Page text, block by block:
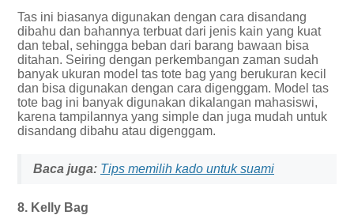
Tas ini biasanya digunakan dengan cara disandang
dibahu dan bahannya terbuat dari jenis kain yang kuat
dan tebal, sehingga beban dari barang bawaan bisa
ditahan. Seiring dengan perkembangan zaman sudah
banyak ukuran model tas tote bag yang berukuran kecil
dan bisa digunakan dengan cara digenggam. Model tas
tote bag ini banyak digunakan dikalangan mahasiswi,
karena tampilannya yang simple dan juga mudah untuk
disandang dibahu atau digenggam.
Baca juga: Tips memilih kado untuk suami
8. Kelly Bag